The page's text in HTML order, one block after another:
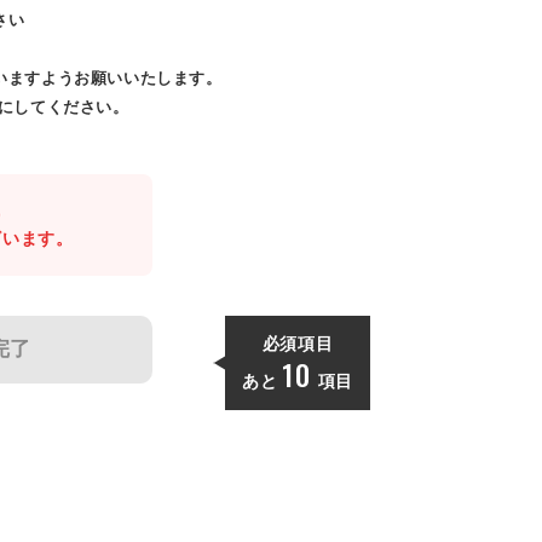
い
すようお願いいたします。
してください。
ます。
了 必須項目
あと 10 項目